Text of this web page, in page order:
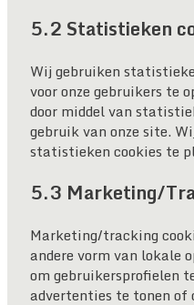
5.2 Statistieken
Wij gebruiken
voor onze gebruikers te
door middel van
gebruik van onze site.
statistieken cookies te
5.3 Marketing/
Marketing/tracking
andere vorm van lokale
om gebruikersprofielen
advertenties te tonen of